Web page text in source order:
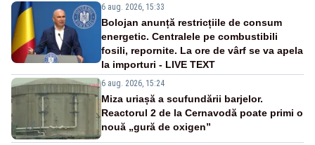
6 aug. 2026, 15:33
Bolojan anunță restricțiile de consum
energetic. Centralele pe combustibili
fosili, repornite. La ore de vârf se va apela
la importuri - LIVE TEXT
6 aug. 2026, 15:24
Miza uriașă a scufundării barjelor.
Reactorul 2 de la Cernavodă poate primi o
nouă „gură de oxigen”